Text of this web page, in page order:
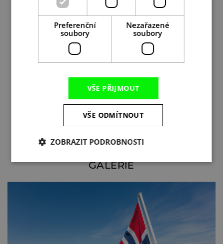
středně náročnou turistiku. Zájezd je vhodný
pro aktivní turisty, kteří jsou zvyklí na pohyb v
horském prostředí
Podmínkou účasti je vhodná obuv uzpůsobená
pro turistiku – optimální je pevnější treková
bota. Doporučujeme boty vhodné do vody a
skládací trekové hole. Nutností je sportovní
oblečení vhodné i do vyšších horských partií.
GALERIE
Preferenční
soubory
Nezařazené
soubory
VŠE PŘIJMOUT
VŠE ODMÍTNOUT
ZOBRAZIT PODROBNOSTI